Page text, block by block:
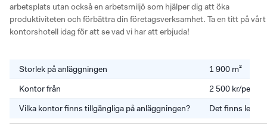
arbetsplats utan också en arbetsmiljö som hjälper dig att öka
produktiviteten och förbättra din företagsverksamhet. Ta en titt på vårt
kontorshotell idag för att se vad vi har att erbjuda!
Storlek på anläggningen
1 900 m²
Kontor från
2 500 kr/
Vilka kontor finns tillgängliga på anläggningen?
Det finns